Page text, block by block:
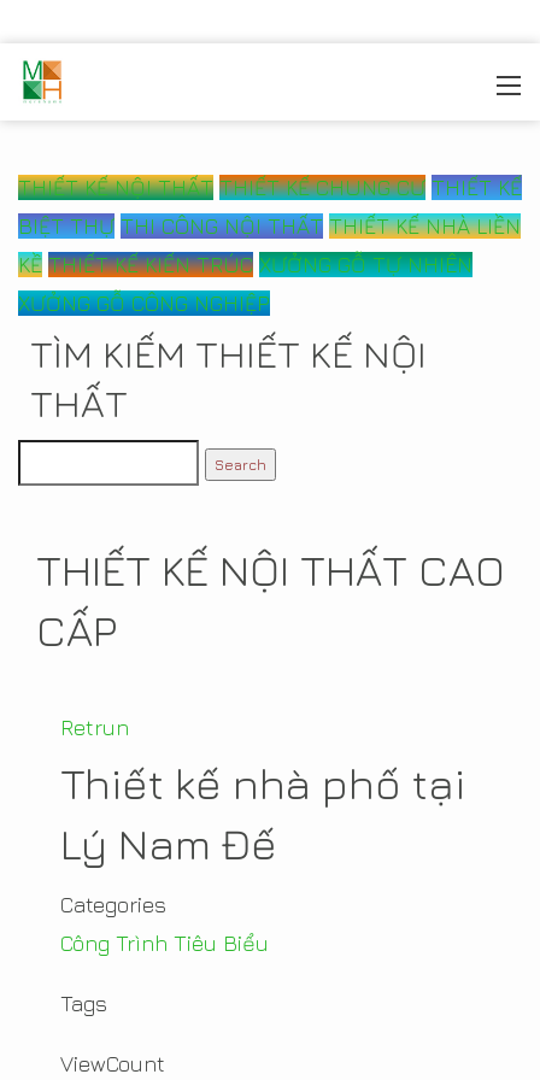
THIẾT KẾ NỘI THẤT THIẾT KẾ CHUNG CƯ THIẾT KẾ
BIỆT THỰ THI CÔNG NỘI THẤT THIẾT KẾ NHÀ LIỀN
KỀ THIẾT KẾ KIẾN TRÚC XƯỞNG GỖ TỰ NHIÊN
XƯỞNG GỖ CÔNG NGHIỆP
TÌM KIẾM THIẾT KẾ NỘI
THẤT
THIẾT KẾ NỘI THẤT CAO
CẤP
Retrun
Thiết kế nhà phố tại
Lý Nam Đế
Categories
Công Trình Tiêu Biểu
Tags
ViewCount